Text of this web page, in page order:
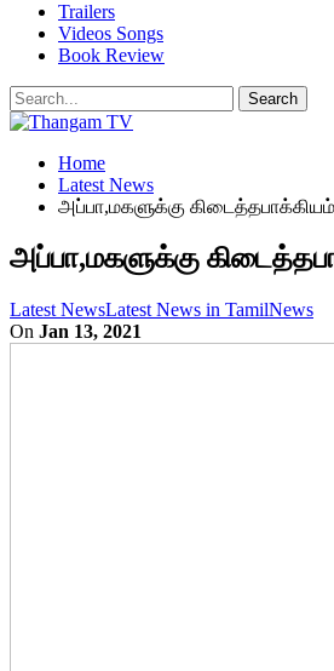
Trailers
Videos Songs
Book Review
Home
Latest News
அப்பா,மகளுக்கு
அப்பா,மகளுக்கு
Latest NewsLatest News in TamilNews
On Jan 13, 2021